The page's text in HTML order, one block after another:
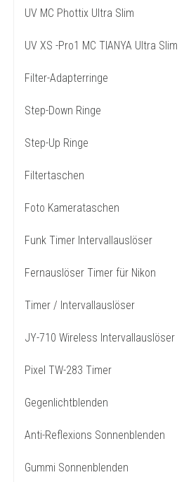
UV MC Phottix Ultra Slim
UV XS -Pro1 MC TIANYA Ultra Slim
Filter-Adapterringe
Step-Down Ringe
Step-Up Ringe
Filtertaschen
Foto Kamerataschen
Funk Timer Intervallauslöser
Fernauslöser Timer für Nikon
Timer / Intervallauslöser
JY-710 Wireless Intervallauslöser
Pixel TW-283 Timer
Gegenlichtblenden
Anti-Reflexions Sonnenblenden
Gummi Sonnenblenden